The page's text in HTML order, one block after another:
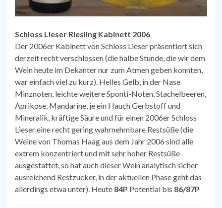
Schloss Lieser Riesling Kabinett 2006
Der 2006er Kabinett von Schloss Lieser präsentiert sich
derzeit recht verschlossen (die halbe Stunde, die wir dem
Wein heute im Dekanter nur zum Atmen geben konnten,
war einfach viel zu kurz). Helles Gelb, in der Nase
Minznoten, leichte weitere Sponti-Noten, Stachelbeeren,
Aprikose, Mandarine, je ein Hauch Gerbstoff und
Mineralik, kräftige Säure und für einen 2006er Schloss
Lieser eine recht gering wahrnehmbare Restsüße (die
Weine von Thomas Haag aus dem Jahr 2006 sind alle
extrem konzentriert und mit sehr hoher Restsüße
ausgestattet, so hat auch dieser Wein analytisch sicher
ausreichend Restzucker, in der aktuellen Phase geht das
allerdings etwa unter). Heute 84P Potential bis 86/87P